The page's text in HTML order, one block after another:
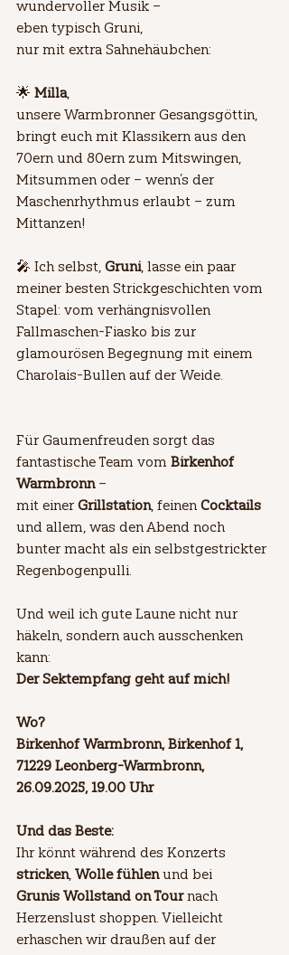
wundervoller Musik –
eben typisch Gruni,
nur mit extra Sahnehäubchen:
🌟 Milla,
unsere Warmbronner Gesangsgöttin,
bringt euch mit Klassikern aus den
70ern und 80ern zum Mitswingen,
Mitsummen oder – wenn’s der
Maschenrhythmus erlaubt – zum
Mittanzen!
🎤 Ich selbst, Gruni, lasse ein paar
meiner besten Strickgeschichten vom
Stapel: vom verhängnisvollen
Fallmaschen-Fiasko bis zur
glamourösen Begegnung mit einem
Charolais-Bullen auf der Weide.
Für Gaumenfreuden sorgt das
fantastische Team vom Birkenhof
Warmbronn –
mit einer Grillstation, feinen Cocktails
und allem, was den Abend noch
bunter macht als ein selbstgestrickter
Regenbogenpulli.
Und weil ich gute Laune nicht nur
häkeln, sondern auch ausschenken
kann:
Der Sektempfang geht auf mich!
Wo?
Birkenhof Warmbronn, Birkenhof 1,
71229 Leonberg-Warmbronn,
26.09.2025, 19.00 Uhr
Und das Beste:
Ihr könnt während des Konzerts
stricken, Wolle fühlen und bei
Grunis Wollstand on Tour nach
Herzenslust shoppen. Vielleicht
erhaschen wir draußen auf der